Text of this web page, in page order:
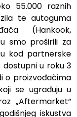
55.000 raznih
te autoguma
(Hankook,
smo proširili za
kod partnerske
dostupni u roku 3
o proizvođačima
se ugrađuju u
„Aftermarket“
iskustva